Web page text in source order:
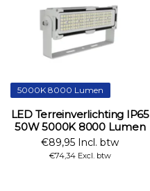
5000K 8000 Lumen
LED Terreinverlichting IP65
50W 5000K 8000 Lumen
€89,95 Incl. btw
€74,34 Excl. btw